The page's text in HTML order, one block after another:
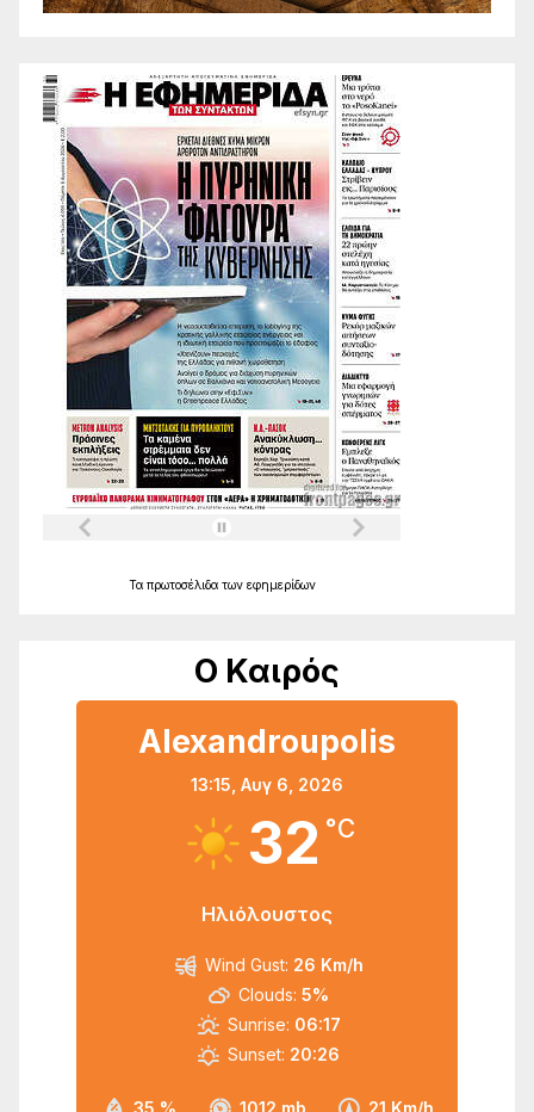
Τα πρωτοσέλιδα των εφημερίδων
Ο Καιρός
Alexandroupolis
13:15, Αυγ 6, 2026
32 °C
Ηλιόλουστος
35 % 1012 mb 21 Km/h
Wind Gust: 26 Km/h
Clouds: 5%
Sunrise: 06:17
Sunset: 20:26